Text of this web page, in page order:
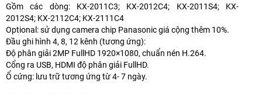
Gồm các dòng: KX-2011C3; KX-2012C4; KX-2011S4; KX-
2012S4; KX-2112C4; KX-2111C4
Optional: sử dụng camera chip Panasonic giá cộng thêm 10%.
Đầu ghi hình 4, 8, 12 kênh (tương ứng):
Độ phân giải 2MP FullHD 1920×1080, chuẩn nén H.264.
Cổng ra USB, HDMI độ phân giải FullHD.
Ổ cứng: lưu trữ tương ứng từ 4- 7 ngày.